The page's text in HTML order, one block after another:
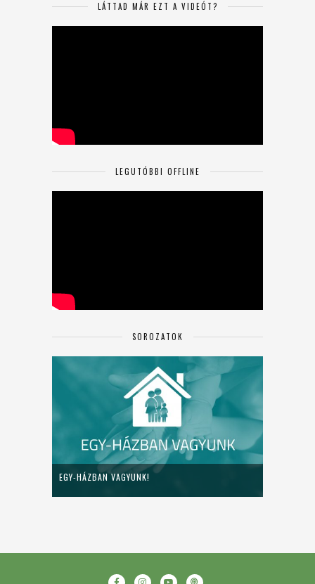
LÁTTAD MÁR EZT A VIDEÓT?
LEGUTÓBBI OFFLINE
SOROZATOK
EGY-HÁZBAN VAGYUNK!